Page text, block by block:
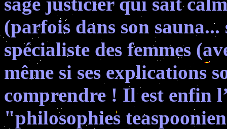
(parfois dans son
spécialiste des femmes
même si ses explications
comprendre ! Il est enfin
"philosophies